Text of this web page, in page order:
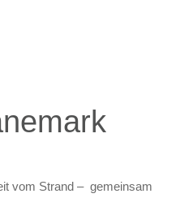
vom Strand – gemeinsam